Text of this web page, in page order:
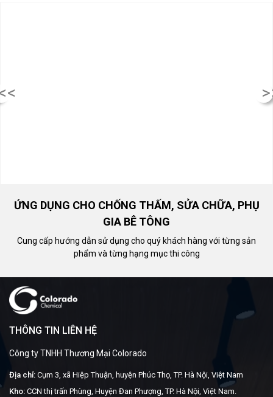
ỨNG DỤNG CHO CHỐNG THẤM, SỬA CHỮA, PHỤ
GIA BÊ TÔNG
Cung cấp hướng dẫn sử dụng cho quý khách hàng với từng sản
phẩm và từng hạng mục thi công
THÔNG TIN LIÊN HỆ
Công ty TNHH Thương Mại Colorado
Địa chỉ: Cụm 3, xã Hiệp Thuận, huyện Phúc Thọ, TP. Hà Nội, Việt Nam
Kho: CCN thị trấn Phùng, Huyện Đan Phượng, TP. Hà Nội, Việt Nam.